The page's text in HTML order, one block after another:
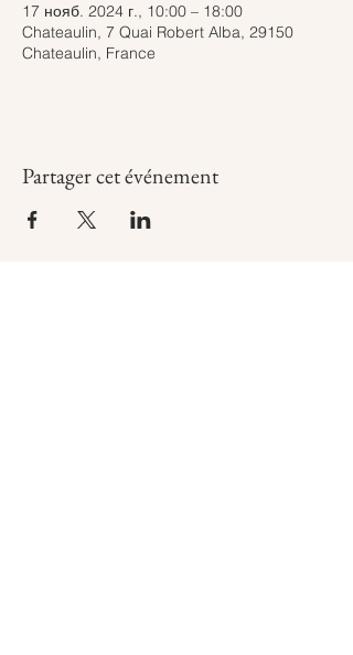
17 нояб. 2024 г., 10:00 – 18:00
Chateaulin, 7 Quai Robert Alba, 29150
Chateaulin, France
Partager cet événement